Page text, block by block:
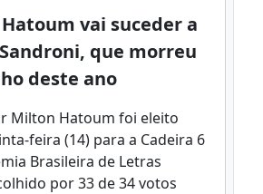
vai suceder a
que morreu
deste ano
Milton Hatoum foi eleito
feira (14) para a Cadeira 6
Brasileira de Letras
por 33 de 34 votos